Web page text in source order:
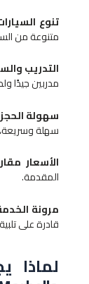
تنوع
متنوعة من
التدريب
مدربين جيدًا
سهولة
سهلة
الأسعار
المقدمة.
مرونة
قادرة على
لماذا